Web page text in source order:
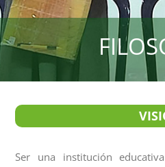
Ser una institución